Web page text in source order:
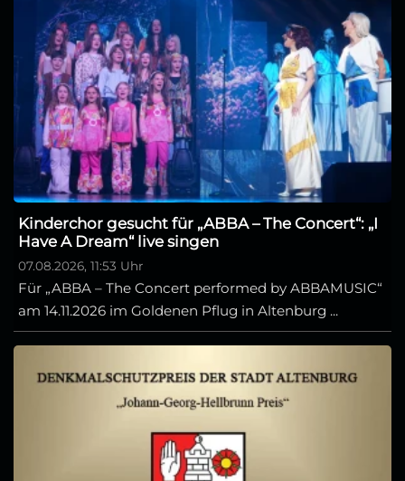
Kinderchor gesucht für „ABBA – The Concert“: „I
Have A Dream“ live singen
07.08.2026, 11:53 Uhr
Für „ABBA – The Concert performed by ABBAMUSIC“
am 14.11.2026 im Goldenen Pflug in Altenburg ...